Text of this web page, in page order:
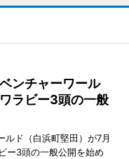
ンチャーワール
ラビー3頭の一般
ルド（白浜町堅田）が7月
ー3頭の一般公開を始め